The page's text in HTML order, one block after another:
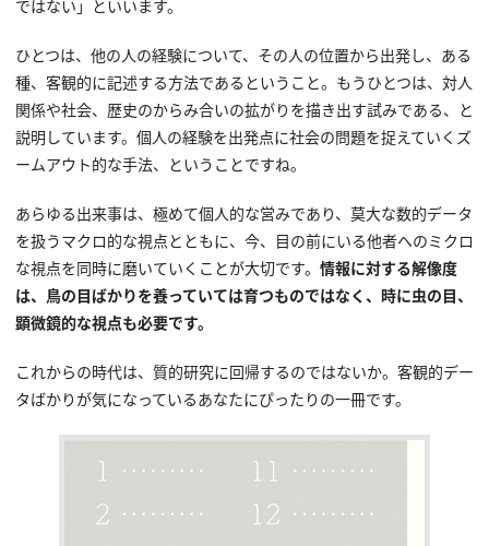
ではない」といいます。
ひとつは、他の人の経験について、その人の位置から出発し、ある
種、客観的に記述する方法であるということ。もうひとつは、対人
関係や社会、歴史のからみ合いの拡がりを描き出す試みである、と
説明しています。個人の経験を出発点に社会の問題を捉えていくズ
ームアウト的な手法、ということですね。
あらゆる出来事は、極めて個人的な営みであり、莫大な数的データ
を扱うマクロ的な視点とともに、今、目の前にいる他者へのミクロ
な視点を同時に磨いていくことが大切です。 情報に対する解像度
は、鳥の目ばかりを養っていては育つものではなく、時に虫の目、
顕微鏡的な視点も必要です。
これからの時代は、質的研究に回帰するのではないか。客観的デー
タばかりが気になっているあなたにぴったりの一冊です。